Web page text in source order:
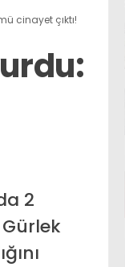
cinayet çıktı!
2